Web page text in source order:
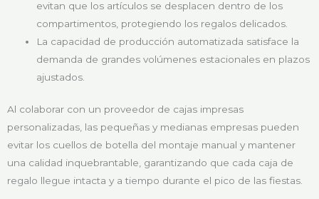
evitan que los artículos se desplacen dentro de los
compartimentos, protegiendo los regalos delicados.
La capacidad de producción automatizada satisface la
demanda de grandes volúmenes estacionales en plazos
ajustados.
Al colaborar con un proveedor de cajas impresas
personalizadas, las pequeñas y medianas empresas pueden
evitar los cuellos de botella del montaje manual y mantener
una calidad inquebrantable, garantizando que cada caja de
regalo llegue intacta y a tiempo durante el pico de las fiestas.